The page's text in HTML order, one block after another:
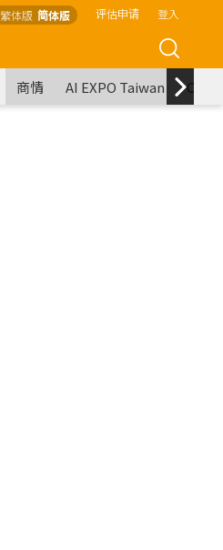
繁体版 简体版 评估申请 登入
商情 AI EXPO Taiwan